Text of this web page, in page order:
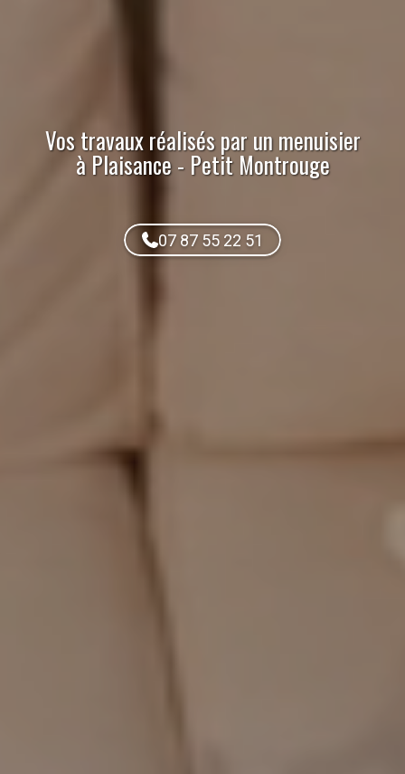
Vos travaux réalisés parun menuisier
à Plaisance - Petit Montrouge
07 87 55 22 51